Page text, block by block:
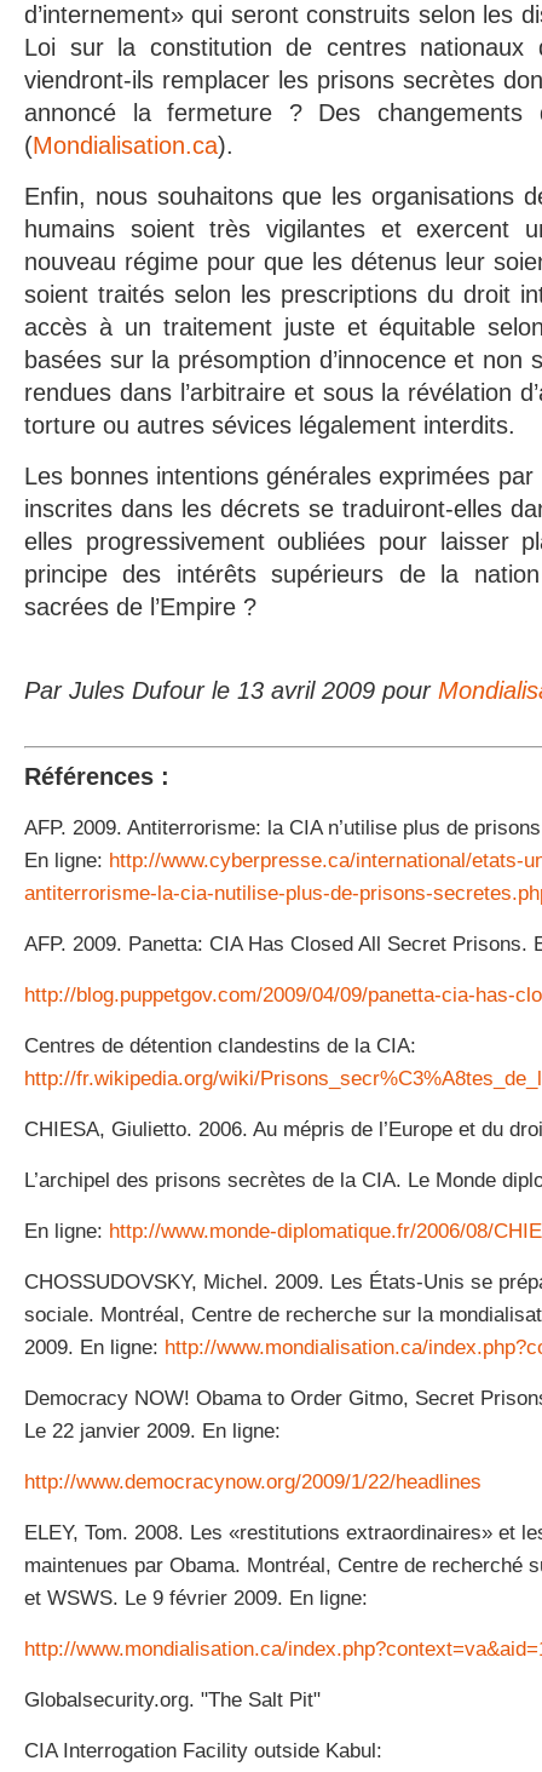
d’internement» qui seront construits selon les
Loi sur la constitution de centres nationaux
viendront-ils remplacer les prisons secrètes
annoncé la fermeture ? Des
(Mondialisation.ca).
Enfin, nous souhaitons que les organisations
humains soient très vigilantes et exercent
nouveau régime pour que les détenus leur
soient traités selon les prescriptions du droit
accès à un traitement juste et équitable
basées sur la présomption d’innocence et non
rendues dans l’arbitraire et sous la révélation
torture ou autres sévices légalement interdits.
Les bonnes intentions générales exprimées
inscrites dans les décrets se traduiront-elles
elles progressivement oubliées pour laisser
principe des intérêts supérieurs de la
sacrées de l’Empire ?
Par Jules Dufour le 13 avril 2009 pour
Références :
AFP. 2009. Antiterrorisme: la CIA n’utilise plus de
En ligne: http://www.cyberpresse.ca/international/etats-
antiterrorisme-la-cia-nutilise-plus-de-prisons-
AFP. 2009. Panetta: CIA Has Closed All Secret Prisons.
http://blog.puppetgov.com/2009/04/09/panetta-cia-has-
Centres de détention clandestins de la CIA:
http://fr.wikipedia.org/wiki/
CHIESA, Giulietto. 2006. Au mépris de l’Europe et du
L’archipel des prisons secrètes de la CIA. Le Monde
En ligne: http://www.monde-diplomatique.fr/2006/08/
CHOSSUDOVSKY, Michel. 2009. Les États-Unis se
sociale. Montréal, Centre de recherche sur la
2009. En ligne: http://www.mondialisation.ca/
Democracy NOW! Obama to Order Gitmo, Secret
Le 22 janvier 2009. En ligne:
http://www.democracynow.org/2009/1/22/headlines
ELEY, Tom. 2008. Les «restitutions extraordinaires» et
maintenues par Obama. Montréal, Centre de recherché
et WSWS. Le 9 février 2009. En ligne:
http://www.mondialisation.ca/
Globalsecurity.org. "The Salt Pit"
CIA Interrogation Facility outside Kabul: